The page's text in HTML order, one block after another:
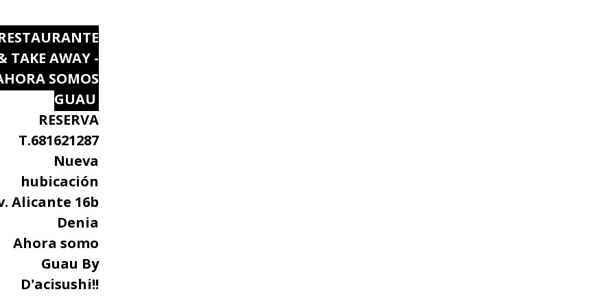
TAKE AWAY -
SOMOS
GUAU
RESERVA
T.681621287
Nueva
hubicación
Alicante 16b
Denia
Ahora somo
Guau By
D'acisushi!!